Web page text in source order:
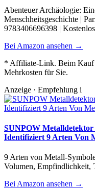
Abenteuer Archäologie:
Menschheitsgeschichte |
9783406696398 |
Bei Amazon ansehen →
* Affiliate-Link. Beim Kauf
Mehrkosten für Sie.
Anzeige · Empfehlung i
SUNPOW Metalldetektor
Identifiziert 9 Arten Von
9 Arten von Metall-
Volumen, Empfindlichkeit,
Bei Amazon ansehen →